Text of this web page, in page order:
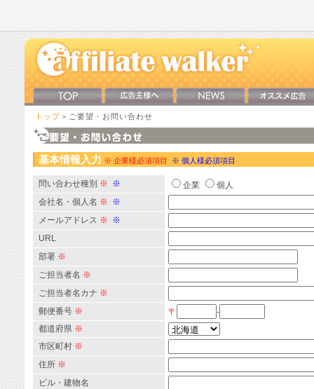
トップ ＞ご要望・お問い合わせ
基本情報入力 ※ 企業様必須項目 ※ 個人様必須項目
問い合わせ種別 ※ ※ 企業
個人
会社名・個人名 ※ ※
メールアドレス ※ ※
URL
部署 ※
ご担当者名 ※
ご担当者名カナ ※
郵便番号 ※ 〒
-
都道府県 ※
市区町村 ※
住所 ※
ビル・建物名